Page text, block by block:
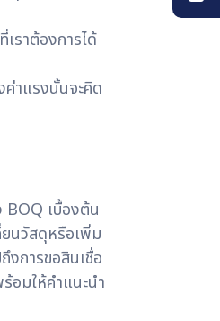
ราต้องการได้
าแรงนั้นจะคิด
BOQ เบื้องต้น
ยนวัสดุหรือเพิ่ม
งการขอสินเชื่อ
อมให้คำแนะนำ